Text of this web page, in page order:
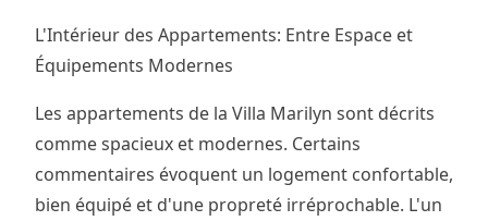
L'Intérieur des Appartements: Entre Espace et
Équipements Modernes
Les appartements de la Villa Marilyn sont décrits
comme spacieux et modernes. Certains
commentaires évoquent un logement confortable,
bien équipé et d'une propreté irréprochable. L'un